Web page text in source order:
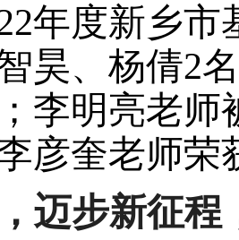
年度新乡
昊、杨倩2
李明亮老师
彦奎老师荣
迈步新征程